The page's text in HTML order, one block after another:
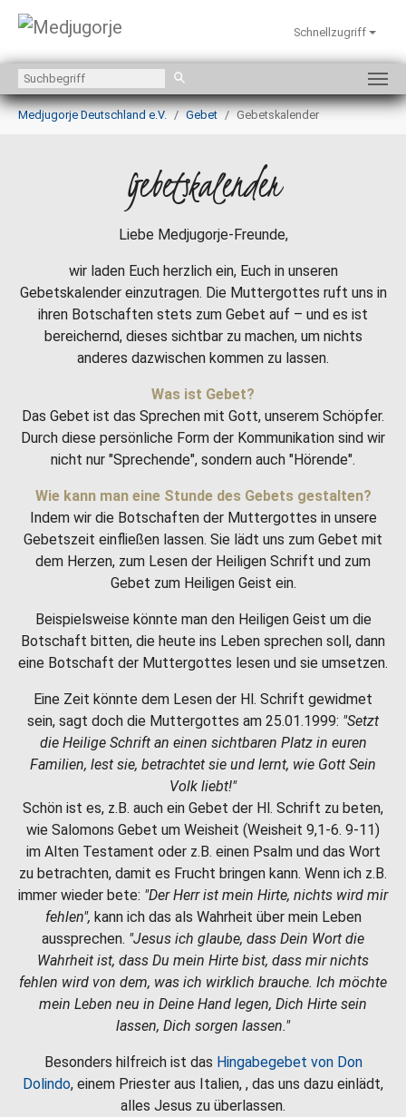
Zum Hauptinhalt springen
Schnellzugriff
Sie sind hier:
Medjugorje Deutschland e.V.
Gebet Gebetskalender
Gebetskalender
Liebe Medjugorje-Freunde,
wir laden Euch herzlich ein, Euch in unseren
Gebetskalender einzutragen. Die Muttergottes ruft uns in
ihren Botschaften stets zum Gebet auf – und es ist
bereichernd, dieses sichtbar zu machen, um nichts
anderes dazwischen kommen zu lassen.
Was ist Gebet?
Das Gebet ist das Sprechen mit Gott, unserem Schöpfer.
Durch diese persönliche Form der Kommunikation sind wir
nicht nur "Sprechende", sondern auch "Hörende".
Wie kann man eine Stunde des Gebets gestalten?
Indem wir die Botschaften der Muttergottes in unsere
Gebetszeit einfließen lassen. Sie lädt uns zum Gebet mit
dem Herzen, zum Lesen der Heiligen Schrift und zum
Gebet zum Heiligen Geist ein.
Beispielsweise könnte man den Heiligen Geist um die
Botschaft bitten, die heute ins Leben sprechen soll, dann
eine Botschaft der Muttergottes lesen und sie umsetzen.
Eine Zeit könnte dem Lesen der Hl. Schrift gewidmet
sein, sagt doch die Muttergottes am 25.01.1999: "Setzt
die Heilige Schrift an einen sichtbaren Platz in euren
Familien, lest sie, betrachtet sie und lernt, wie Gott Sein
Volk liebt!"
Schön ist es, z.B. auch ein Gebet der Hl. Schrift zu beten,
wie Salomons Gebet um Weisheit (Weisheit 9,1-6. 9-11)
im Alten Testament oder z.B. einen Psalm und das Wort
zu betrachten, damit es Frucht bringen kann. Wenn ich z.B.
immer wieder bete: "Der Herr ist mein Hirte, nichts wird mir
fehlen", kann ich das als Wahrheit über mein Leben
aussprechen. "Jesus ich glaube, dass Dein Wort die
Wahrheit ist, dass Du mein Hirte bist, dass mir nichts
fehlen wird von dem, was ich wirklich brauche. Ich möchte
mein Leben neu in Deine Hand legen, Dich Hirte sein
lassen, Dich sorgen lassen."
Besonders hilfreich ist das Hingabegebet von Don
Dolindo, einem Priester aus Italien, , das uns dazu einlädt,
alles Jesus zu überlassen.